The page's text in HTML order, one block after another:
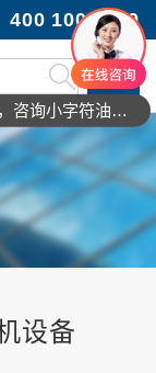
400 100 1089
设备
您好，咨询小字符油墨喷码机